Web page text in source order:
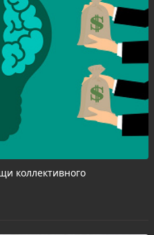
коллективного